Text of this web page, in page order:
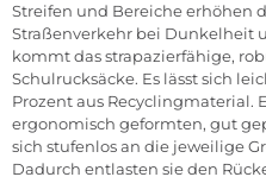
Streifen und Bereiche erhöhen
Straßenverkehr bei Dunkelheit
kommt das strapazierfähige,
Schulrucksäcke. Es lässt sich
Prozent aus Recyclingmaterial.
ergonomisch geformten, gut
sich stufenlos an die jeweilige
Dadurch entlasten sie den